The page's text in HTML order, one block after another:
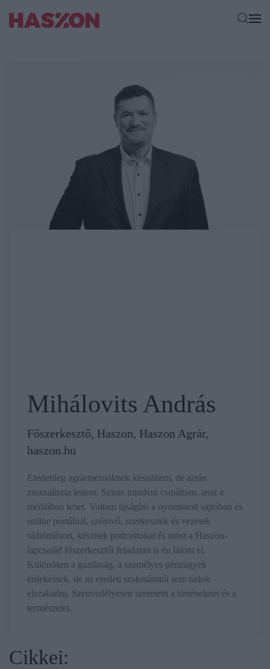
Mihálovits András
Főszerkesztő, Haszon, Haszon Agrár,
haszon.hu
Eredetileg agrármérnöknek készültem, de aztán
zsurnaliszta lettem. Szinte mindent csináltam, amit a
médiában lehet. Voltam újságíró a nyomtatott sajtóban és
online portálnál, szóvivő, szerkesztek és vezetek
rádióműsort, készítek podcastokat és most a Haszon-
lapcsalád főszerkesztői feladatait is én látom el.
Különösen a gazdaság, a személyes pénzügyek
érdekelnek, de az eredeti szakmámtól sem tudok
elszakadni. Szenvedélyesen szeretem a történelmet és a
természetet.
Cikkei: